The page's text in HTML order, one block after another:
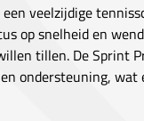
een veelzijdige
op snelheid en
tillen. De Sprint
ondersteuning,